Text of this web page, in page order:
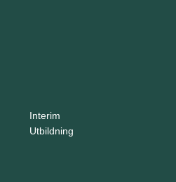
Interim
Utbildning